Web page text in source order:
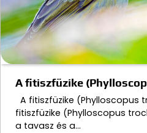
A fitiszfüzike
A fitiszfüzike (Phylloscopus
fitiszfüzike (Phylloscopus
a tavasz és a…